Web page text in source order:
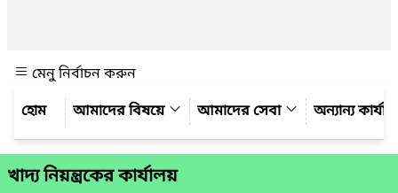
মেনু নির্বাচন করুন
আমাদের বিষয়ে
আমাদের সেবা অন্যান্য
খাদ্য নিয়ন্ত্রকের কার্যালয়